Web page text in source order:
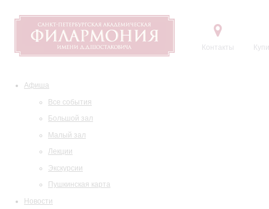
Контакты
Афиша
Все события
Большой зал
Малый зал
Лекции
Экскурсии
Пушкинская карта
Новости